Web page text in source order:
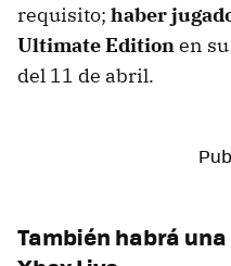
requisito; haber
Ultimate Editionen
del 11 de abril.
También habrá